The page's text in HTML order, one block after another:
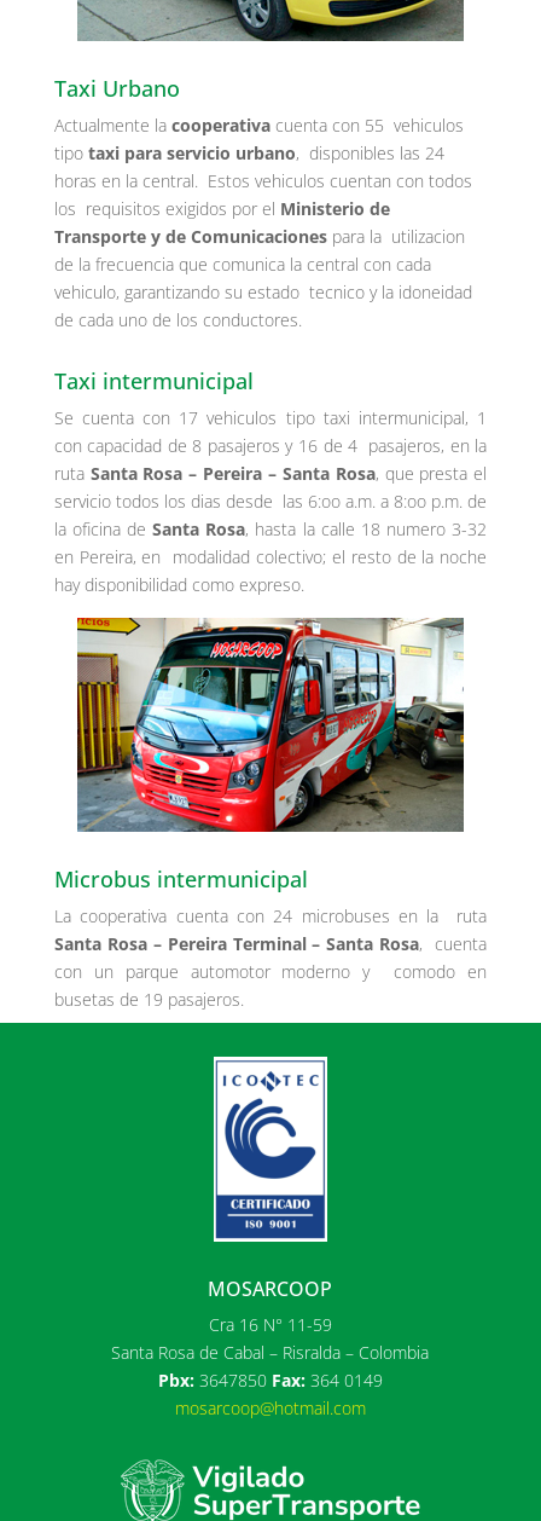
Taxi Urbano
Actualmente la cooperativacuenta con 55 vehiculos
tipo taxi para servicio urbano, disponibles las 24
horas en la central. Estos vehiculos cuentan con todos
los requisitos exigidos por el Ministerio de
Transporte y de Comunicacionespara la utilizacion
de la frecuencia que comunica la central con cada
vehiculo, garantizando su estado tecnico y la idoneidad
de cada uno de los conductores.
Taxi intermunicipal
Se cuenta con 17 vehiculos tipo taxi intermunicipal, 1
con capacidad de 8 pasajeros y 16 de 4 pasajeros, en la
ruta Santa Rosa – Pereira – Santa Rosa, que presta el
servicio todos los dias desde las 6:oo a.m. a 8:oo p.m. de
la oficina deSanta Rosa, hasta la calle 18 numero 3-32
en Pereira, en modalidad colectivo; el resto de la noche
hay disponibilidad como expreso.
Microbus intermunicipal
La cooperativa cuenta con 24 microbuses en la ruta
Santa Rosa – Pereira Terminal – Santa Rosa, cuenta
con un parque automotor moderno y comodo en
busetas de 19 pasajeros.
MOSARCOOP
Cra 16 N° 11-59
Santa Rosa de Cabal – Risralda – Colombia
Pbx:3647850 Fax:364 0149
mosarcoop@hotmail.com